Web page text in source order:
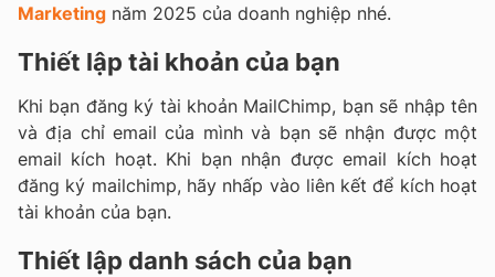
Marketing năm 2025 của doanh nghiệp nhé.
Thiết lập tài khoản của bạn
Khi bạn đăng ký tài khoản MailChimp, bạn sẽ nhập tên
và địa chỉ email của mình và bạn sẽ nhận được một
email kích hoạt. Khi bạn nhận được email kích hoạt
đăng ký mailchimp, hãy nhấp vào liên kết để kích hoạt
tài khoản của bạn.
Thiết lập danh sách của bạn